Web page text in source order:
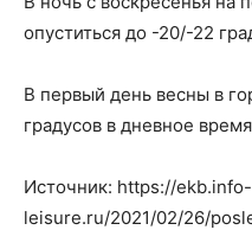
опуститься до -20/-22
В первый день весны в
градусов в дневное
Источник: https://ekb.info-
leisure.ru/2021/02/26/